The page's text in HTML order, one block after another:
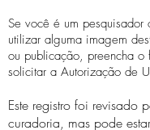
Se você é um
utilizar alguma imagem
ou publicação, preencha o
solicitar a Autorização de
Este registro foi revisado
curadoria, mas pode